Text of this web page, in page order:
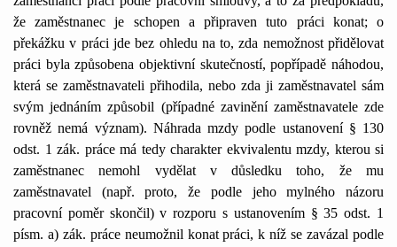
že zaměstnanec je schopen a připraven tuto práci konat; o
překážku v práci jde bez ohledu na to, zda nemožnost přidělovat
práci byla způsobena objektivní skutečností, popřípadě náhodou,
která se zaměstnavateli přihodila, nebo zda ji zaměstnavatel sám
svým jednáním způsobil (případné zavinění zaměstnavatele zde
rovněž nemá význam). Náhrada mzdy podle ustanovení § 130
odst. 1 zák. práce má tedy charakter ekvivalentu mzdy, kterou si
zaměstnanec nemohl vydělat v důsledku toho, že mu
zaměstnavatel (např. proto, že podle jeho mylného názoru
pracovní poměr skončil) v rozporu s ustanovením § 35 odst. 1
písm. a) zák. práce neumožnil konat práci, k níž se zavázal podle